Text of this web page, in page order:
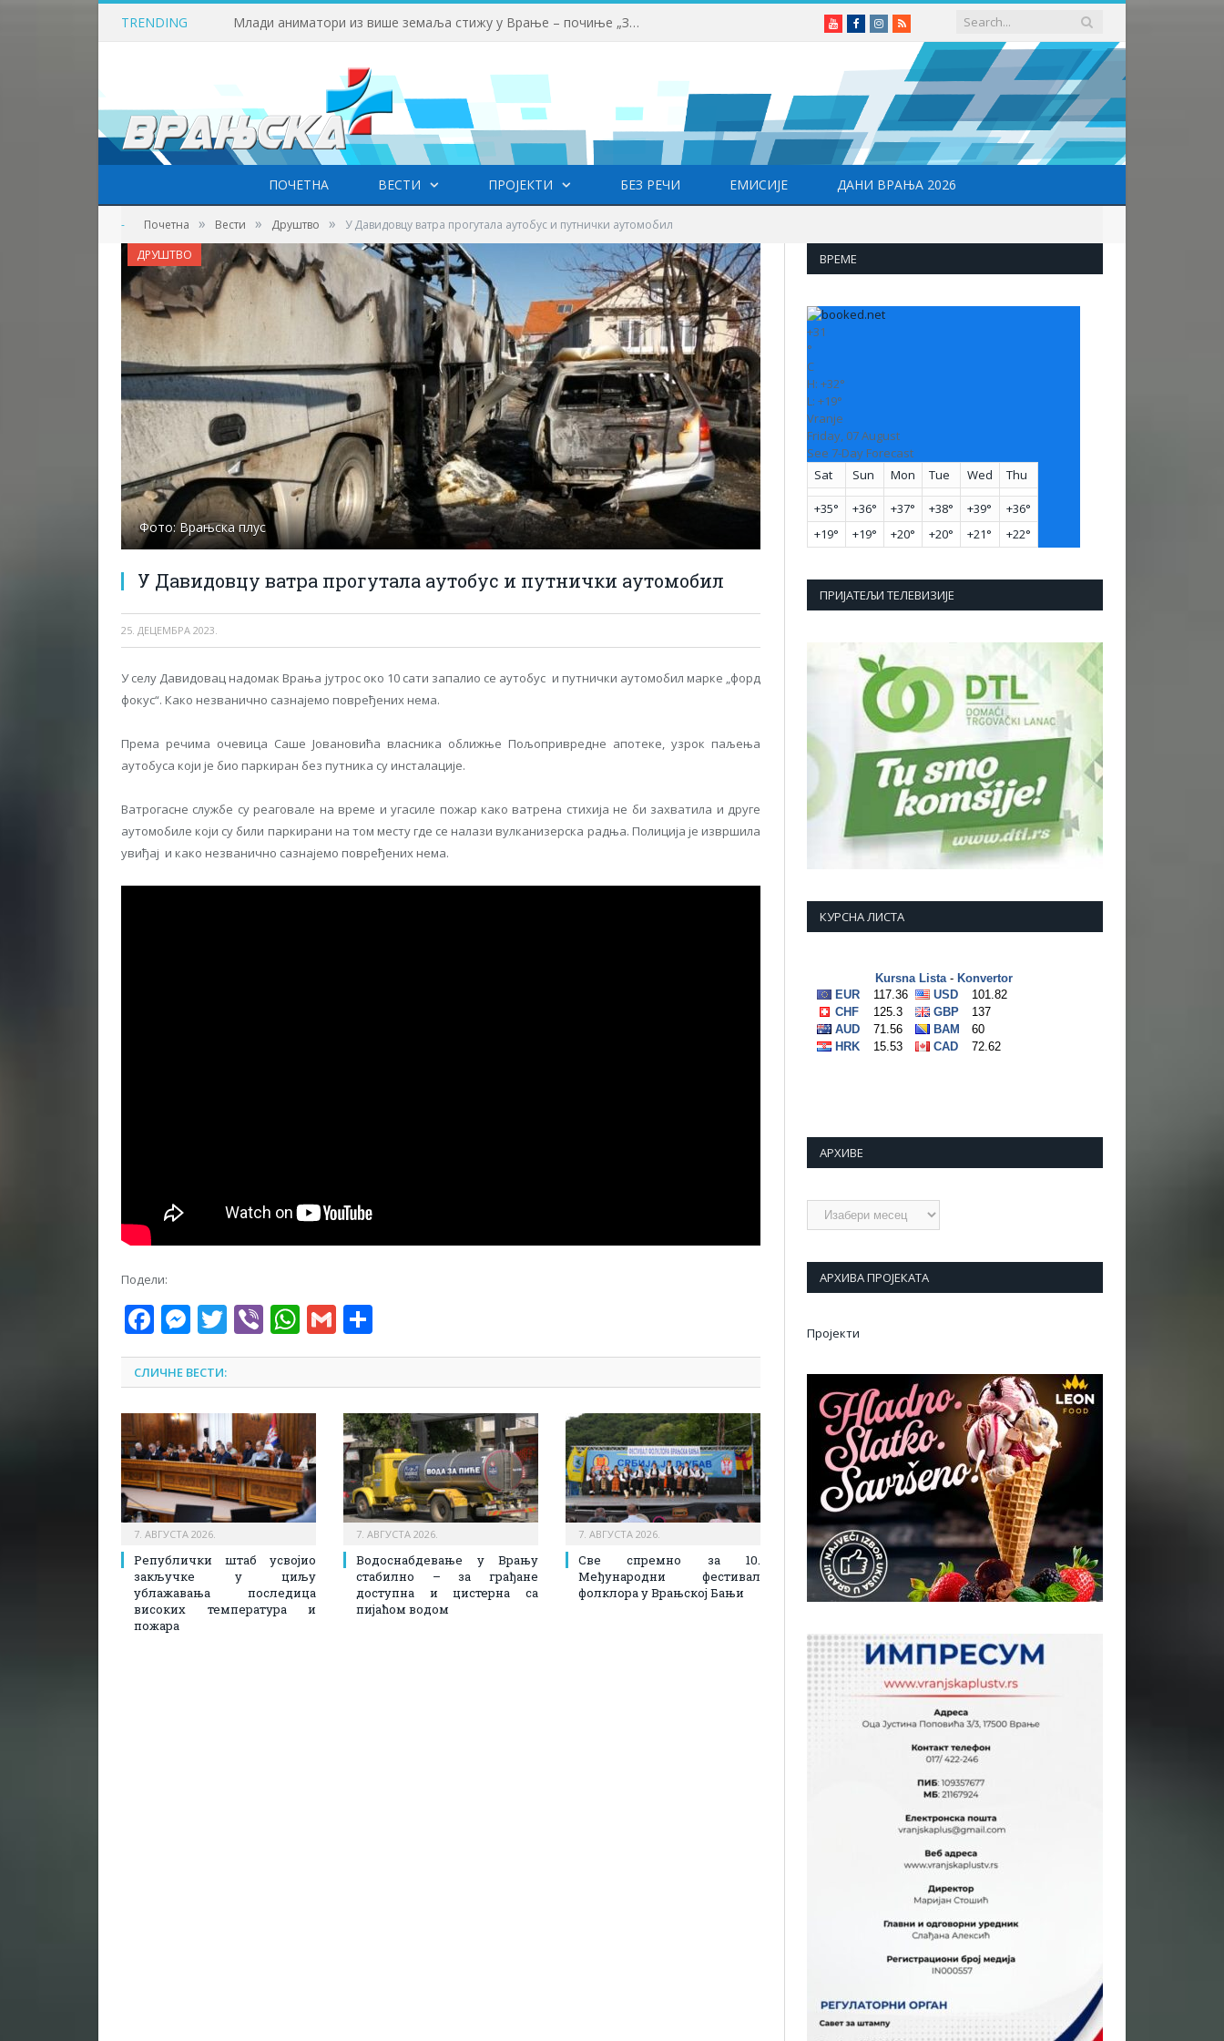
TRENDING Млади аниматори из више земаља стижу у Врање – почиње „Златни пуж“ YoutubeFacebookInstagram
RSS
ПОЧЕТНА ВЕСТИ ПРОЈЕКТИ БЕЗ РЕЧИ ЕМИСИЈЕ ДАНИ ВРАЊА 2026
- Почетна » Вести » Друштво » У Давидовцу ватра прогутала аутобус и путнички аутомобил
Фото: Врањска плус
У Давидовцу ватра прогутала аутобус и путнички аутомобил
25. ДЕЦЕМБРА 2023.
ДРУШТВО
У селу Давидовац надомак Врања јутрос око 10 сати запалио се аутобус и путнички аутомобил марке „форд
фокус“. Како незванично сазнајемо повређених нема.
Према речима oчевица Саше Јовановића власника оближње Пољопривредне апотеке, узрок паљења
аутобуса који је био паркиран без путника су инсталације.
Ватрогасне службе су реаговале на време и угасиле пожар како ватрена стихија не би захватила и друге
аутомобиле који су били паркирани на том месту где се налази вулканизерска радња. Полиција је извршила
увиђај и како незванично сазнајемо повређених нема.
Подели:
Facebook
Messenger
Twitter
ViberWhatsApp
Gmail
СЛИЧНЕ ВЕСТИ:
7. АВГУСТА 2026.
Републички штаб усвојио
закључке у циљу
ублажавања последица
високих температура и
пожара​
7. АВГУСТА 2026.
Водоснабдевање у Врању
стабилно – за грађане
доступна и цистерна са
пијаћом водом
7. АВГУСТА 2026.
Све спремно за 10.
Међународни фестивал
фолклора у Врањској Бањи
ВРЕМЕ
+31
°
C
H: +32°
L: +19°
Vranje
Friday, 07 August
See 7-Day Forecast
Sat
Sun Mon Tue Wed Thu
+35° +36° +37° +38° +39° +36°
+19° +19° +20° +20° +21° +22°
ПРИЈАТЕЉИ ТЕЛЕВИЗИЈЕ
КУРСНА ЛИСТА
АРХИВЕ
Архиве
АРХИВА ПРОЈЕКАТА
Пројекти